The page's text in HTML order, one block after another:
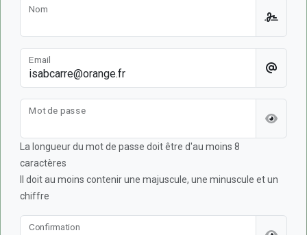
Nom
Email
Mot de passe
La longueur du mot de passe doit être d'au moins 8
caractères
Il doit au moins contenir une majuscule, une minuscule et un
chiffre
Confirmation